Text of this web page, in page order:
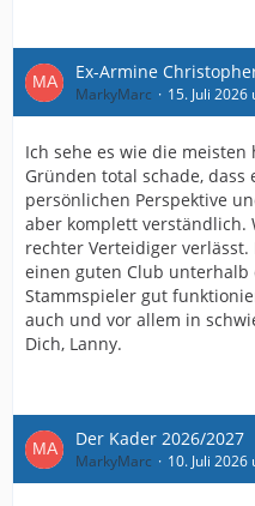
Ex-Armine
MarkyMarc 15. Juli 2026
Ich sehe es wie die
Gründen total schade,
persönlichen Perspektive
aber komplett verständlich.
rechter Verteidiger
einen guten Club unterhalb
Stammspieler gut
auch und vor allem in
Dich, Lanny.
Der Kader 2026/2027
MarkyMarc 10. Juli 2026